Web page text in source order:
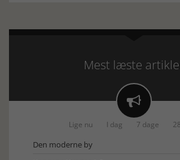
Mest læste

Lige nu I dag 7 dage
Den moderne by